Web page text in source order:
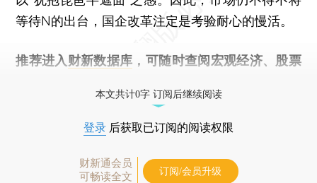
等待N的出台，国企改革注定是考验耐心的慢活。
推荐进入 财新数据库 ，可随时查阅宏观经济、股票
本文共计0字 订阅后继续阅读
登录 后获取已订阅的阅读权限
财新通会员
可畅读全文
订阅/会员升级